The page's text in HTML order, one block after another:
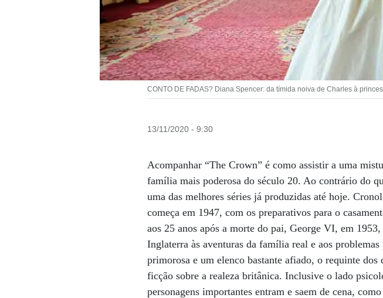
CONTO DE FADAS? Diana Spencer: da tímida noiva de Charles à
13/11/2020 - 9:30
Acompanhar “The Crown” é como assistir a uma
família mais poderosa do século 20. Ao contrário do
uma das melhores séries já produzidas até hoje.
começa em 1947, com os preparativos para o
aos 25 anos após a morte do pai, George VI, em
Inglaterra às aventuras da família real e aos
primorosa e um elenco bastante afiado, o requinte
ficção sobre a realeza britânica. Inclusive o lado
personagens importantes entram e saem de cena,